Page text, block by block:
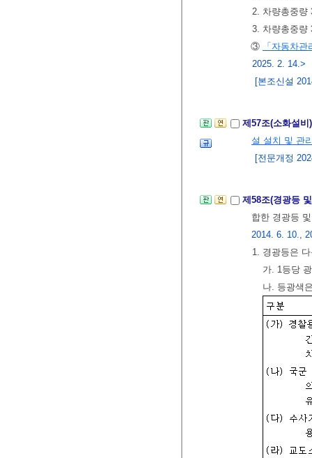
2. 차량총중량
3. 차량총중량
③
「자동차관
2025. 2. 14.>
[본조신설
제57조(소화설
설 설치 및 관
[전문개정
제58조(경광등
합한 경광등
2014. 6. 10.,
1. 경광등은
가. 1등당
나. 등광색